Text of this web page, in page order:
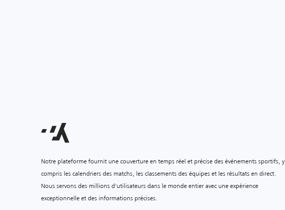
Notre plateforme fournit une couverture en temps réel et précise des événements sportifs, y
compris les calendriers des matchs, les classements des équipes et les résultats en direct.
Nous servons des millions d'utilisateurs dans le monde entier avec une expérience
exceptionnelle et des informations précises.